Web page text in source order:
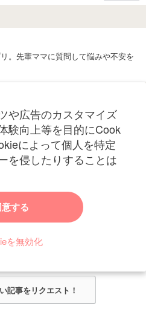
。先輩ママに質問して悩みや不安を
や広告のカスタマイズ
験向上等を目的にCook
によって個人を特定
を侵したりすることは
する
を無効化
お役立ち情報を配信中
もとに記事を作成させていただきま
記事をリクエスト！